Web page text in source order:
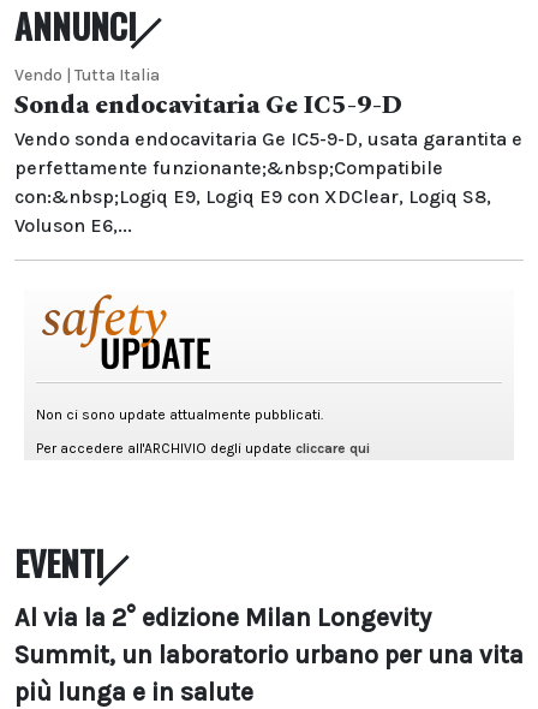
ANNUNCI
Vendo | Tutta Italia
Sonda endocavitaria Ge IC5-9-D
Vendo sonda endocavitaria Ge IC5-9-D, usata garantita e
perfettamente funzionante;&nbsp;Compatibile
con:&nbsp;Logiq E9, Logiq E9 con XDClear, Logiq S8,
Voluson E6,...
EVENTI
Al via la 2° edizione Milan Longevity
Summit, un laboratorio urbano per una vita
più lunga e in salute